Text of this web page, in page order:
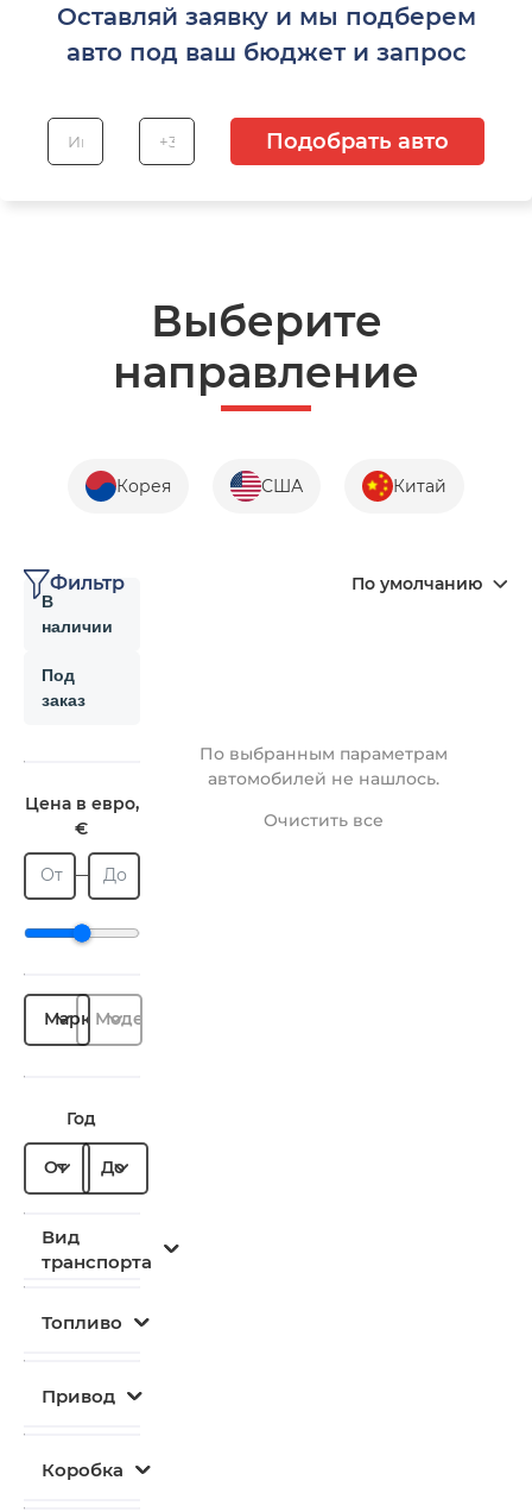
Оставляй заявку и мы подберем
авто под ваш бюджет и запрос
Подобрать авто
Выберите
направление
Корея США Китай
Фильтр По умолчанию
В
наличии
Под
заказ
Цена в евро,
€
От До
МаркаМодель
Год
От До
Вид
транспорта
Топливо
Привод
Коробка
По выбранным параметрам
автомобилей не нашлось.
Очистить все